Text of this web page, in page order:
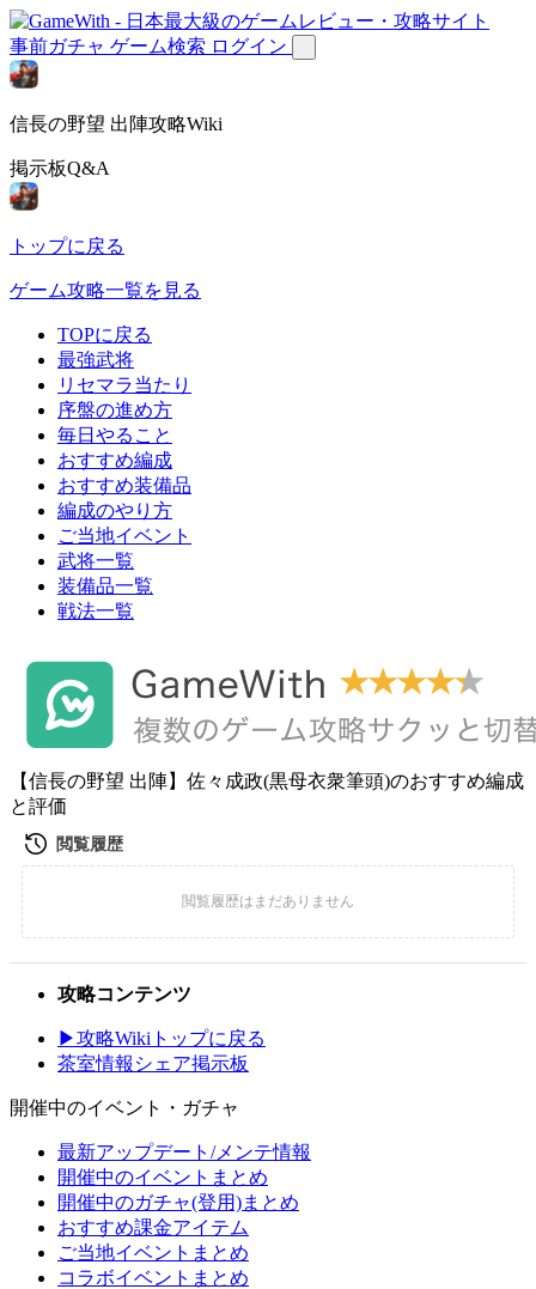
事前ガチャ ゲーム検索 ログイン
信長の野望 出陣攻略Wiki
掲示板Q&A
トップに戻る
ゲーム攻略一覧を見る
TOPに戻る
最強武将
リセマラ当たり
序盤の進め方
毎日やること
おすすめ編成
おすすめ装備品
編成のやり方
ご当地イベント
武将一覧
装備品一覧
戦法一覧
【信長の野望 出陣】佐々成政(黒母衣衆筆頭)のおすすめ編成
と評価
攻略コンテンツ
▶攻略Wikiトップに戻る
茶室情報シェア掲示板
開催中のイベント・ガチャ
最新アップデート/メンテ情報
開催中のイベントまとめ
開催中のガチャ(登用)まとめ
おすすめ課金アイテム
ご当地イベントまとめ
コラボイベントまとめ